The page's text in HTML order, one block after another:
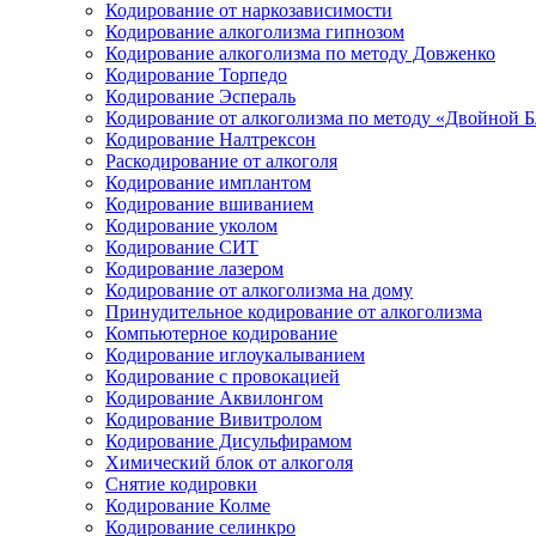
Кодирование от наркозависимости
Кодирование алкоголизма гипнозом
Кодирование алкоголизма по методу Довженко
Кодирование Торпедо
Кодирование Эспераль
Кодирование от алкоголизма по методу «Двойной
Кодирование Налтрексон
Раскодирование от алкоголя
Кодирование имплантом
Кодирование вшиванием
Кодирование уколом
Кодирование СИТ
Кодирование лазером
Кодирование от алкоголизма на дому
Принудительное кодирование от алкоголизма
Компьютерное кодирование
Кодирование иглоукалыванием
Кодирование с провокацией
Кодирование Аквилонгом
Кодирование Вивитролом
Кодирование Дисульфирамом
Химический блок от алкоголя
Снятие кодировки
Кодирование Колме
Кодирование селинкро